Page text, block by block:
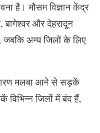
है। मौसम विज्ञान केंद्र
बागेश्वर और देहरादून
जबकि अन्य जिलों के लिए
मलबा आने से सड़कें
विभिन्न जिलों में बंद हैं,